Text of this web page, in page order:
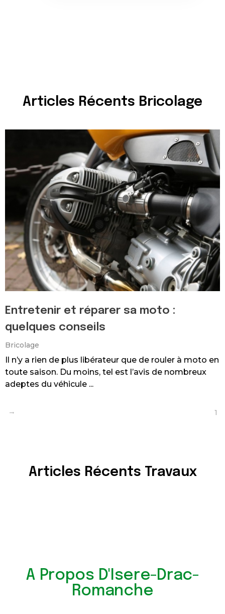
Articles Récents Bricolage
Entretenir et réparer sa moto :
quelques conseils
Bricolage
Il n’y a rien de plus libérateur que de rouler à moto en
toute saison. Du moins, tel est l’avis de nombreux
adeptes du véhicule ...
1
Articles Récents Travaux
A Propos D'Isere-Drac-
Romanche